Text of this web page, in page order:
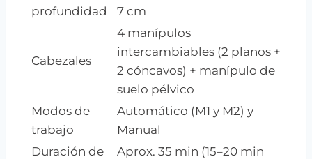
profundidad
7 cm
Cabezales
4 manípulos
intercambiables (2 planos +
2 cóncavos) + manípulo de
suelo pélvico
Modos de
trabajo
Automático (M1 y M2) y
Manual
Duración de
Aprox. 35 min (15–20 min